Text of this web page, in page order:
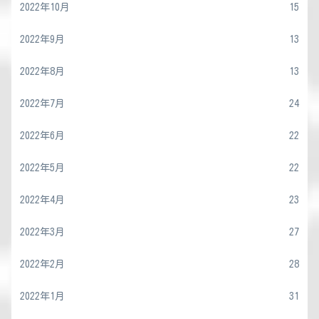
2022年10月 15
2022年9月 13
2022年8月 13
2022年7月 24
2022年6月 22
2022年5月 22
2022年4月 23
2022年3月 27
2022年2月 28
2022年1月 31